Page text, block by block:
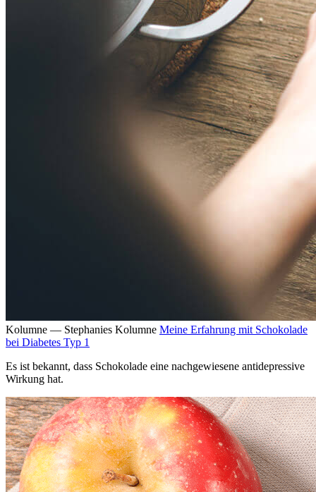
Kolumne — Stephanies Kolumne Meine Erfahrung mit Schokolade
bei Diabetes Typ 1
Es ist bekannt, dass Schokolade eine nachgewiesene antidepressive
Wirkung hat.